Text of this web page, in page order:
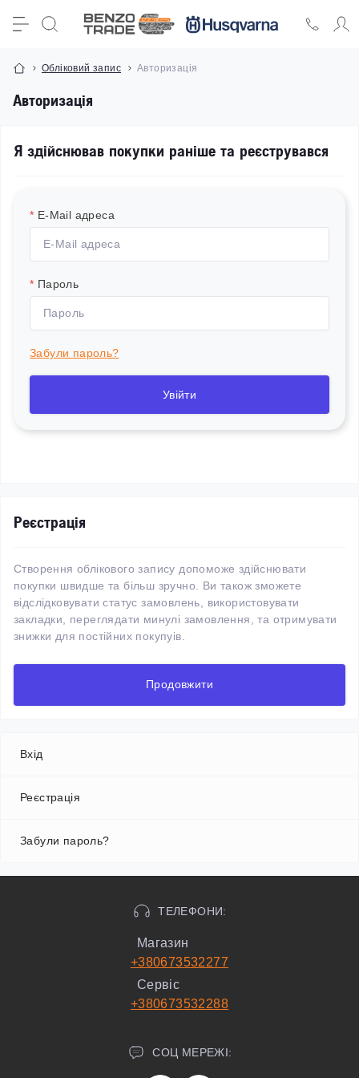
Обліковий запис Авторизація
Авторизація
Я здійснював покупки раніше та реєструвався
* E-Mail адреса
* Пароль
Забули пароль?
Увійти
Реєстрація
Створення облікового запису допоможе здійснювати
покупки швидше та більш зручно. Ви також зможете
відслідковувати статус замовлень, використовувати
закладки, переглядати минулі замовлення, та отримувати
знижки для постійних покупуів.
Продовжити
Вхід
Реєстрація
Забули пароль?
ТЕЛЕФОНИ:
Магазин
+380673532277
Сервіс
+380673532288
СОЦ МЕРЕЖІ: